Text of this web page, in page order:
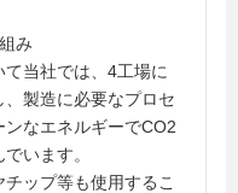
み
て当社では、4工場に
製造に必要なプロセ
なエネルギーでCO2
います。
ップ等も使用するこ